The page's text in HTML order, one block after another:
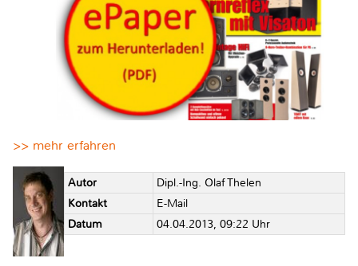
>> mehr erfahren
Autor
Dipl.-Ing. Olaf Thelen
Kontakt
E-Mail
Datum
04.04.2013, 09:22 Uhr